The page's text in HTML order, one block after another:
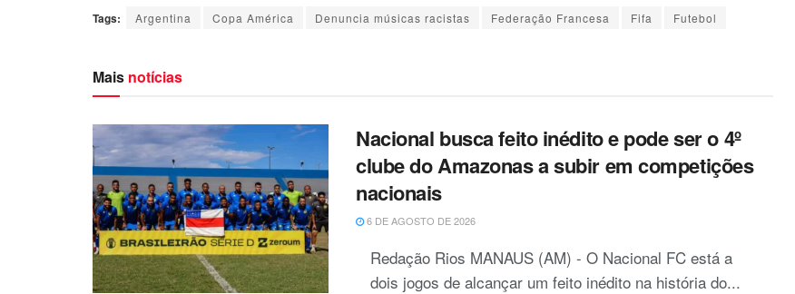
Tags: Argentina Copa América Denuncia músicas racistas Federação Francesa Fifa Futebol
Mais notícias
Nacional busca feito inédito e pode ser o 4º
clube do Amazonas a subir em competições
nacionais
6 DE AGOSTO DE 2026
Redação Rios MANAUS (AM) - O Nacional FC está a
dois jogos de alcançar um feito inédito na história do...